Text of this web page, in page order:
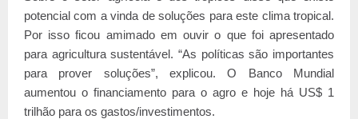
potencial com a vinda de soluções para este clima tropical.
Por isso ficou amimado em ouvir o que foi apresentado
para agricultura sustentável. “As políticas são importantes
para prover soluções”, explicou. O Banco Mundial
aumentou o financiamento para o agro e hoje há US$ 1
trilhão para os gastos/investimentos.